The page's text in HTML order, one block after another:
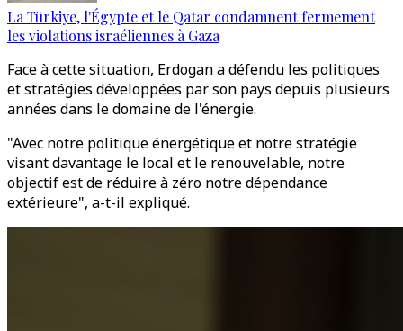
La Türkiye, l'Égypte et le Qatar condamnent fermement
les violations israéliennes à Gaza
Face à cette situation, Erdogan a défendu les politiques
et stratégies développées par son pays depuis plusieurs
années dans le domaine de l'énergie.
"Avec notre politique énergétique et notre stratégie
visant davantage le local et le renouvelable, notre
objectif est de réduire à zéro notre dépendance
extérieure", a-t-il expliqué.